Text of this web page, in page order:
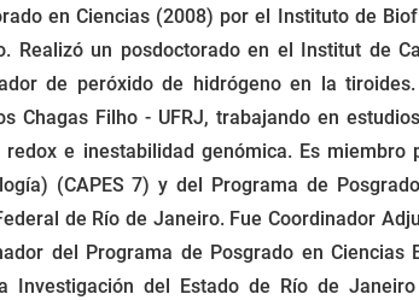
en Ciencias (2008) por el Instituto de
Realizó un posdoctorado en el Institut de
de peróxido de hidrógeno en la
Chagas Filho - UFRJ, trabajando en
redox e inestabilidad genómica. Es
(CAPES 7) y del Programa de
de Río de Janeiro. Fue Coordinador
del Programa de Posgrado en Ciencias
del Estado de Río de